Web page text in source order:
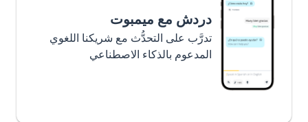
دردش مع ميمبوت
تدرَّب على التحدُّث مع شريكنا اللغوي
المدعوم بالذكاء الاصطناعي